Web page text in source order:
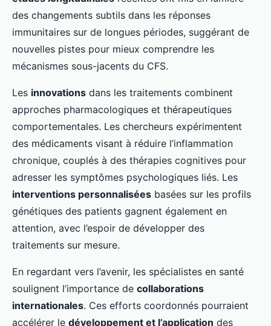
des changements subtils dans les réponses
immunitaires sur de longues périodes, suggérant de
nouvelles pistes pour mieux comprendre les
mécanismes sous-jacents du CFS.
Les innovations dans les traitements combinent
approches pharmacologiques et thérapeutiques
comportementales. Les chercheurs expérimentent
des médicaments visant à réduire l’inflammation
chronique, couplés à des thérapies cognitives pour
adresser les symptômes psychologiques liés. Les
interventions personnalisées basées sur les profils
génétiques des patients gagnent également en
attention, avec l’espoir de développer des
traitements sur mesure.
En regardant vers l’avenir, les spécialistes en santé
soulignent l’importance de collaborations
internationales. Ces efforts coordonnés pourraient
accélérer le développement et l’application des